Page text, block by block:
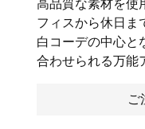
高品質な素材を使
フィスから休日ま
白コーデの中心と
合わせられる万能
ご